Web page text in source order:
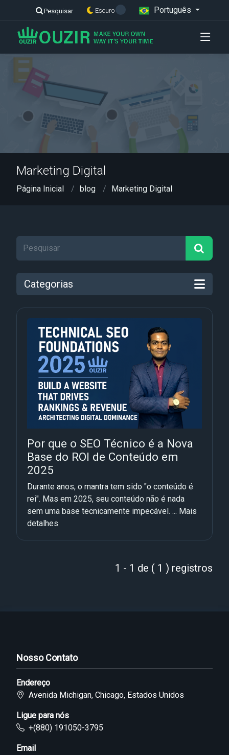
Pesquisar Escuro Português
Marketing Digital
Página Inicial blog Marketing Digital
Categorias
Por que o SEO Técnico é a Nova
Base do ROI de Conteúdo em
2025
Durante anos, o mantra tem sido "o conteúdo é
rei". Mas em 2025, seu conteúdo não é nada
sem uma base tecnicamente impecável. ... Mais
detalhes
1 - 1 de ( 1 ) registros
Nosso Contato
Endereço
Avenida Michigan, Chicago, Estados Unidos
Ligue para nós
+(880) 191050-3795
Email